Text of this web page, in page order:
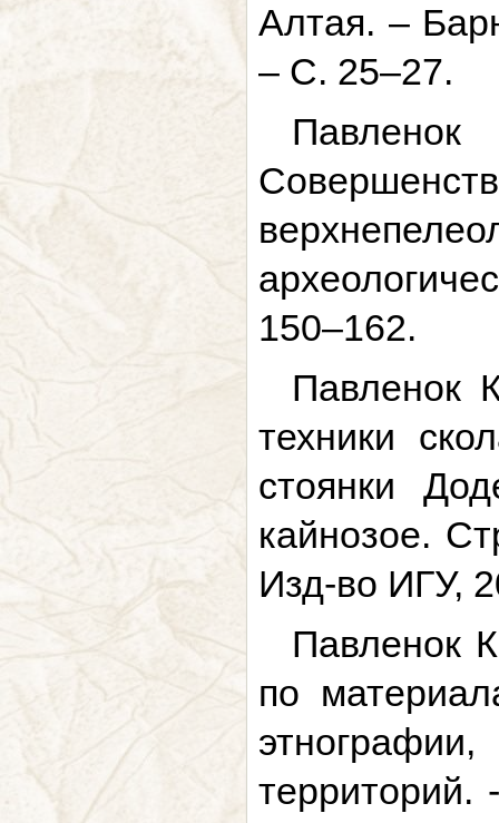
Алтая. –
– С. 25–27.
150–162.
Павленок
техники
стоянки
кайнозое.
Изд-во ИГУ,
Павленок
по